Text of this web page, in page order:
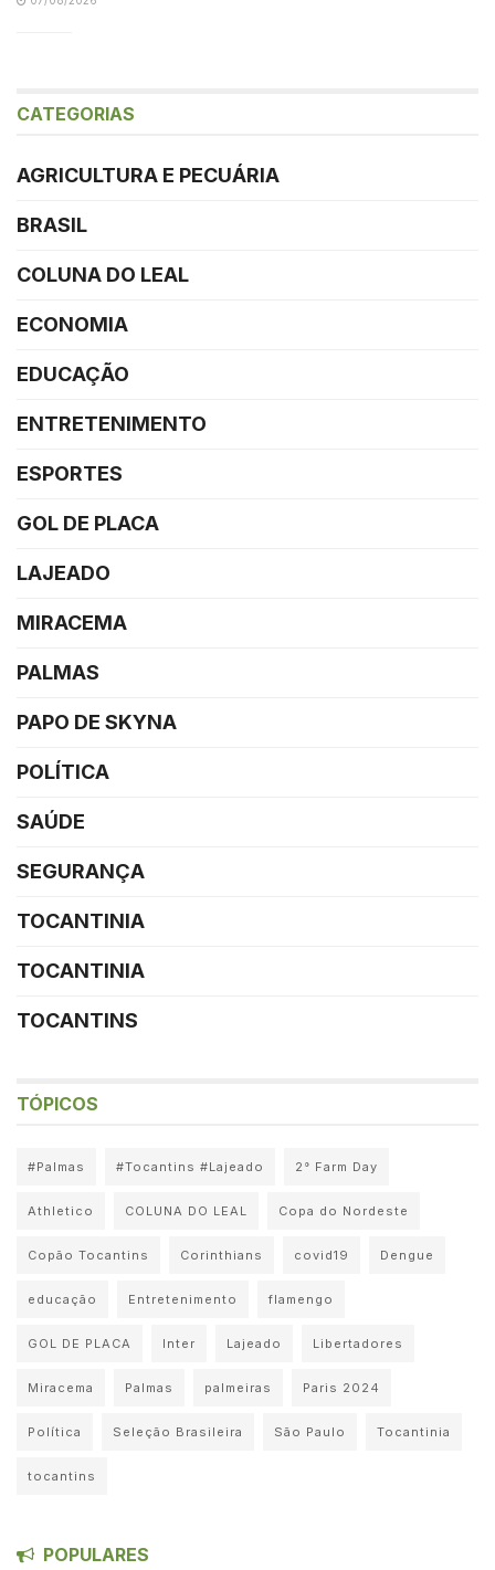
CATEGORIAS
AGRICULTURA E PECUÁRIA
BRASIL
COLUNA DO LEAL
ECONOMIA
EDUCAÇÃO
ENTRETENIMENTO
ESPORTES
GOL DE PLACA
LAJEADO
MIRACEMA
PALMAS
PAPO DE SKYNA
POLÍTICA
SAÚDE
SEGURANÇA
TOCANTINIA
TOCANTINIA
TOCANTINS
TÓPICOS
#Palmas #Tocantins #Lajeado 2° Farm Day
Athletico COLUNA DO LEAL Copa do Nordeste
Copão Tocantins Corinthians covid19 Dengue
educação Entretenimento flamengo
GOL DE PLACA Inter Lajeado Libertadores
Miracema Palmas palmeiras Paris 2024
Política Seleção Brasileira São Paulo Tocantinia
tocantins
POPULARES